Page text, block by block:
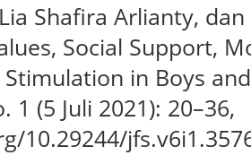
Shafira Arlianty,
Social Support,
Stimulation in Boys
1 (5 Juli 2021): 20–36,
10.29244/